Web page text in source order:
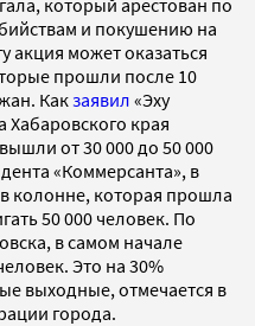
и покушению на
акция может оказаться
прошли после 10
Какзаявил «Эху
Хабаровского края
от 30 000 до 50 000
«Коммерсанта», в
колонне, которая прошла
50 000 человек. По
в самом начале
Это на 30%
выходные, отмечается в
города.